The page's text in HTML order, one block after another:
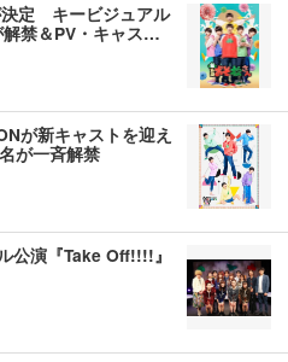
決定 キービジュアル
解禁＆PV・キャス…
が新キャストを迎え
が一斉解禁
公演『Take Off!!!!』